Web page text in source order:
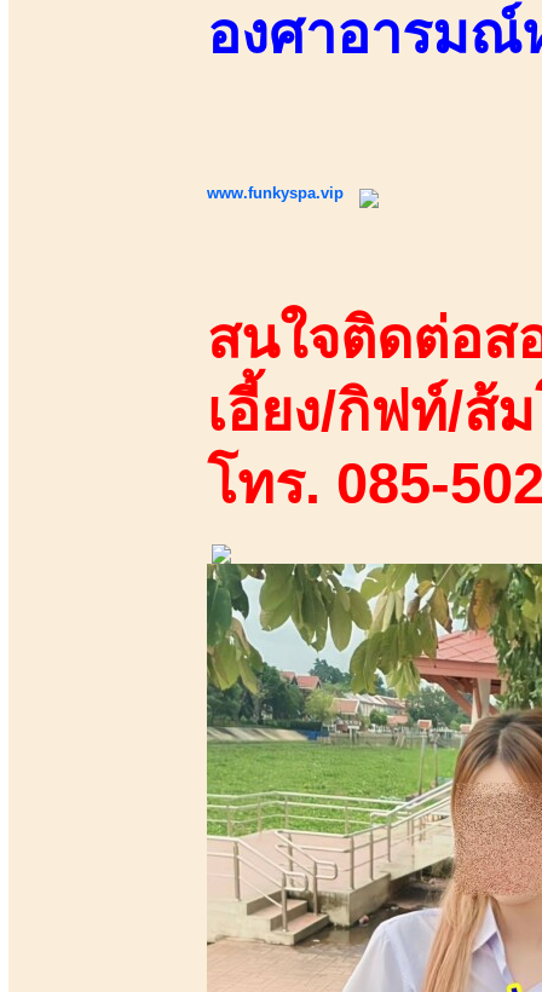
องศาอารมณ์
www.funkyspa.vip
สนใจติดต่อส
เอี้ยง/กิฟท์/ส้
โทร. 085-